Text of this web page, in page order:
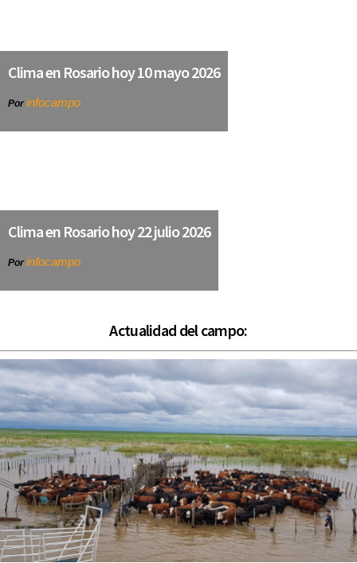
Clima en Rosario hoy 10 mayo 2026
Por infocampo
Clima en Rosario hoy 22 julio 2026
Por infocampo
Actualidad del campo: